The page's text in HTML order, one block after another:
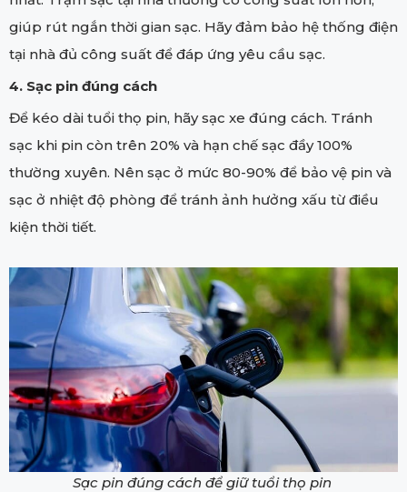
giúp rút ngắn thời gian sạc. Hãy đảm bảo hệ thống điện
tại nhà đủ công suất để đáp ứng yêu cầu sạc.
4. Sạc pin đúng cách
Để kéo dài tuổi thọ pin, hãy sạc xe đúng cách. Tránh
sạc khi pin còn trên 20% và hạn chế sạc đầy 100%
thường xuyên. Nên sạc ở mức 80-90% để bảo vệ pin và
sạc ở nhiệt độ phòng để tránh ảnh hưởng xấu từ điều
kiện thời tiết.
Sạc pin đúng cách để giữ tuổi thọ pin